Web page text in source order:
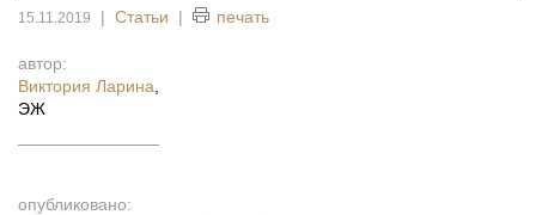
15.11.2019 | Статьи | печать
автор:
Виктория Ларина
ЭЖ
опубликовано: